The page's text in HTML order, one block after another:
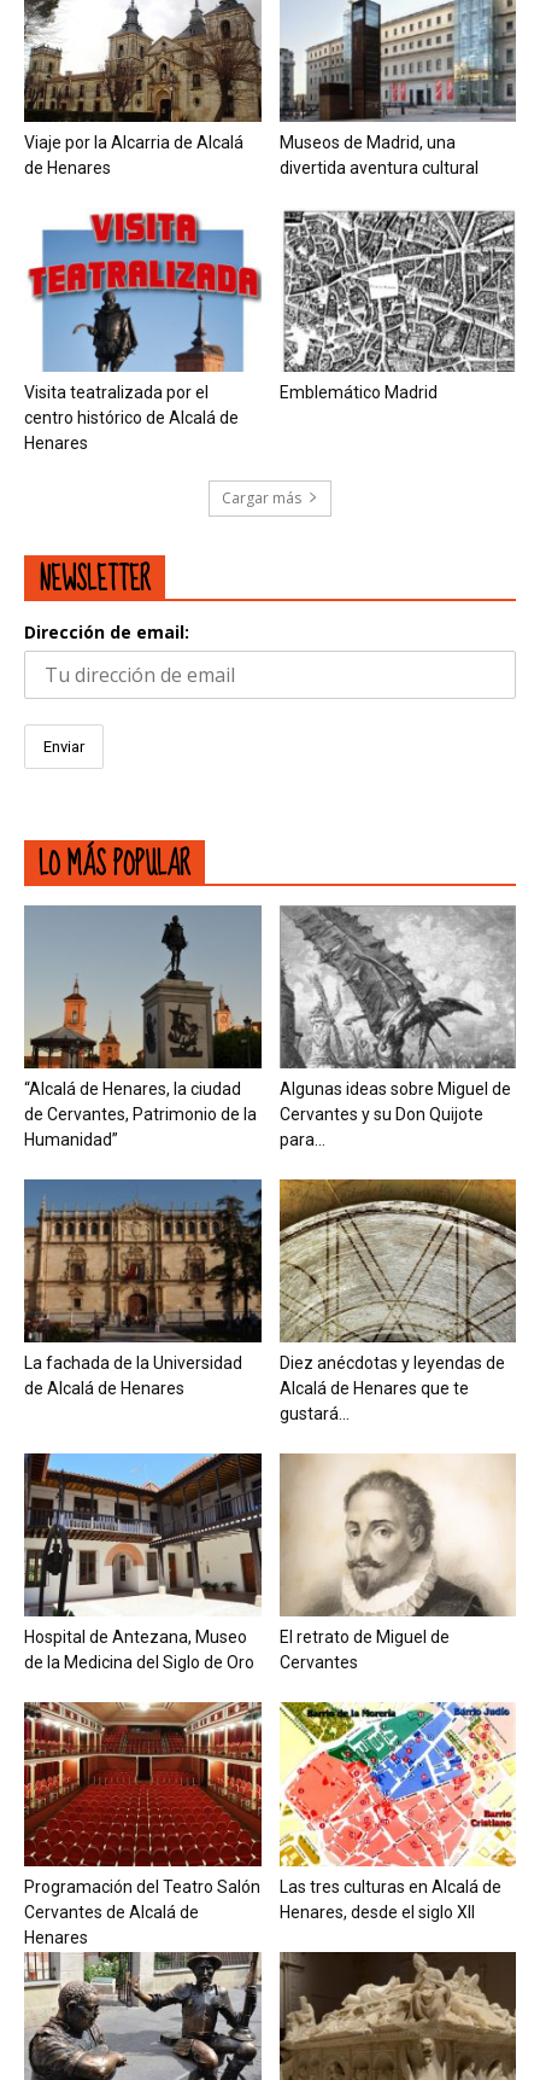
Viaje por la Alcarria de Alcalá
de Henares
Museos de Madrid, una
divertida aventura cultural
Visita teatralizada por el
centro histórico de Alcalá de
Henares
Emblemático Madrid
Cargar más
NEWSLETTER
Dirección de email:
LO MÁS POPULAR
“Alcalá de Henares, la ciudad
de Cervantes, Patrimonio de la
Humanidad”
Algunas ideas sobre Miguel de
Cervantes y su Don Quijote
para...
La fachada de la Universidad
de Alcalá de Henares
Diez anécdotas y leyendas de
Alcalá de Henares que te
gustará...
Hospital de Antezana, Museo
de la Medicina del Siglo de Oro
El retrato de Miguel de
Cervantes
Programación del Teatro Salón
Cervantes de Alcalá de
Henares
Las tres culturas en Alcalá de
Henares, desde el siglo XII